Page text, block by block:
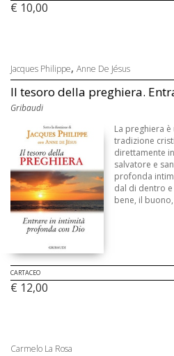
€ 10,00
Jacques Philippe, Anne De Jésus
Il tesoro della preghiera.
Gribaudi
La preghiera
tradizione
direttamente
salvatore e
profonda
dal di dentro
bene, il buono,
CARTACEO
€ 12,00
Carmelo La Rosa